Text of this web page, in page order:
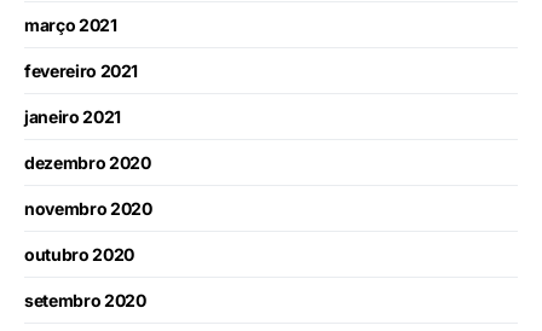
março 2021
fevereiro 2021
janeiro 2021
dezembro 2020
novembro 2020
outubro 2020
setembro 2020